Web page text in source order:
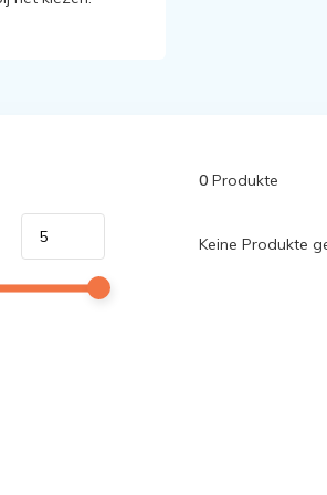
0Produkte
Keine Produkte